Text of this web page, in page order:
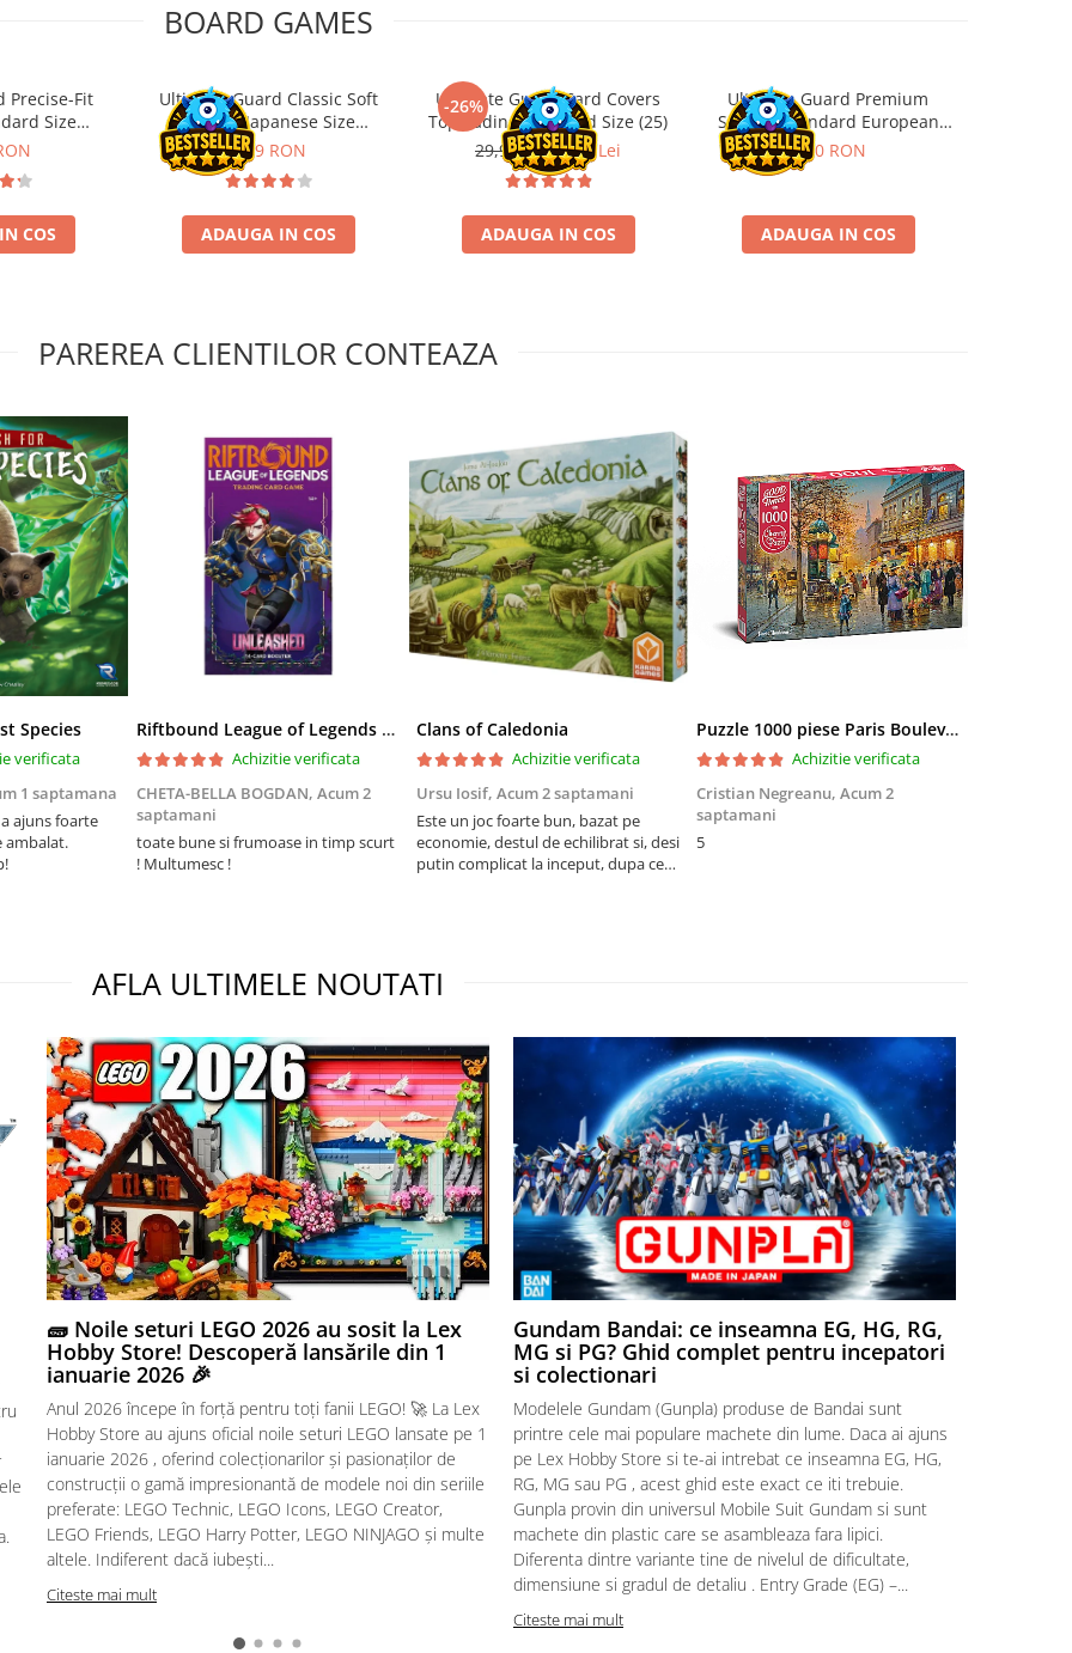
BOARD GAMES
Precise-Fit
Size
(100)
COS
Ultimate Guard Classic Soft
Sleeves Japanese Size
Transparent (100)
9,99 RON
ADAUGA IN COS
-26%
Ultimate Guard Card Covers
Toploading Standard Size (25)
29,90 Lei22,13 Lei
ADAUGA IN COS
Ultimate Guard Premium
Sleeves Standard European
Board Game Size (50)
9,90 RON
ADAUGA IN COS
PAREREA CLIENTILOR CONTEAZA
Species
verificata
1 saptamana
ajuns foarte
ambalat.
Riftbound League of Legends TCG Unleashed Booster Pack 14 Carti
Achizitie verificata
CHETA-BELLA BOGDAN, Acum 2
saptamani
toate bune si frumoase in timp scurt
! Multumesc !
Clans of Caledonia
Achizitie verificata
Ursu Iosif, Acum 2 saptamani
Este un joc foarte bun, bazat pe
economie, destul de echilibrat si, desi
putin complicat la inceput, dupa ce
Puzzle 1000 piese Paris Boulevard 30202 Cherry Pazzi
Achizitie verificata
Cristian Negreanu, Acum 2
saptamani
5
AFLA ULTIMELE NOUTATI
🧱 Noile seturi LEGO 2026 au sosit la Lex
Hobby Store! Descoperă lansările din 1
ianuarie 2026 🎉
Anul 2026 începe în forță pentru toți fanii LEGO! 🚀 La Lex
Hobby Store au ajuns oficial noile seturi LEGO lansate pe 1
ianuarie 2026 , oferind colecționarilor și pasionaților de
construcții o gamă impresionantă de modele noi din seriile
preferate: LEGO Technic, LEGO Icons, LEGO Creator,
LEGO Friends, LEGO Harry Potter, LEGO NINJAGO și multe
altele. Indiferent dacă iubești...
Citeste mai mult
Gundam Bandai: ce inseamna EG, HG, RG,
MG si PG? Ghid complet pentru incepatori
si colectionari
Modelele Gundam (Gunpla) produse de Bandai sunt
printre cele mai populare machete din lume. Daca ai ajuns
pe Lex Hobby Store si te-ai intrebat ce inseamna EG, HG,
RG, MG sau PG , acest ghid este exact ce iti trebuie.
Gunpla provin din universul Mobile Suit Gundam si sunt
machete din plastic care se asambleaza fara lipici.
Diferenta dintre variante tine de nivelul de dificultate,
dimensiune si gradul de detaliu . Entry Grade (EG) –...
Citeste mai mult